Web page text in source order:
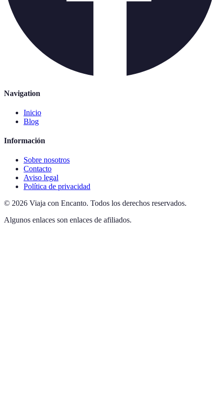
Navigation
Inicio
Blog
Información
Sobre nosotros
Contacto
Aviso legal
Política de privacidad
© 2026 Viaja con Encanto. Todos los derechos reservados.
Algunos enlaces son enlaces de afiliados.